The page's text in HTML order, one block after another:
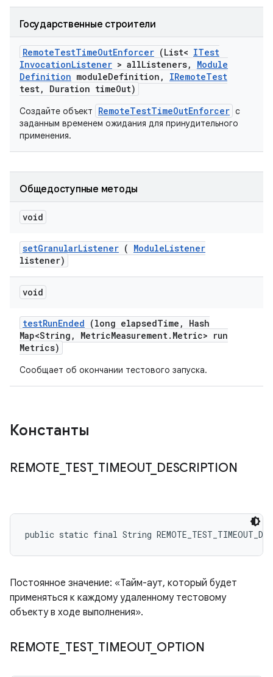
Государственные строители
RemoteTestTimeOutEnforcer (List< ITest
InvocationListener > allListeners,
Module
Definition moduleDefinition , IRemoteTest
test, Duration timeOut)
Создайте объект RemoteTestTimeOutEnforcer с
заданным временем ожидания для принудительного
применения.
Общедоступные методы
void
setGranularListener ( ModuleListener
listener)
void
testRunEnded (long elapsedTime ,
Hash
Map<String , MetricMeasurement. Metric> run
Metrics)
Сообщает об окончании тестового запуска.
Константы
REMOTE TEST_ TIMEOUT_ DESCRIPTION
public static final String
Постоянное значение: «Тайм-аут, который будет
применяться к каждому удаленному тестовому
объекту в ходе выполнения».
REMOTE TEST_ TIMEOUT_ OPTION